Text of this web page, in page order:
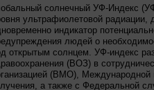
солнечный УФ-Индекс
ультрафиолетовой
индикатор
людей о
открытым солнцем. УФ-индекс
(ВОЗ) в
(ВМО), Международной
а также с Федеральной